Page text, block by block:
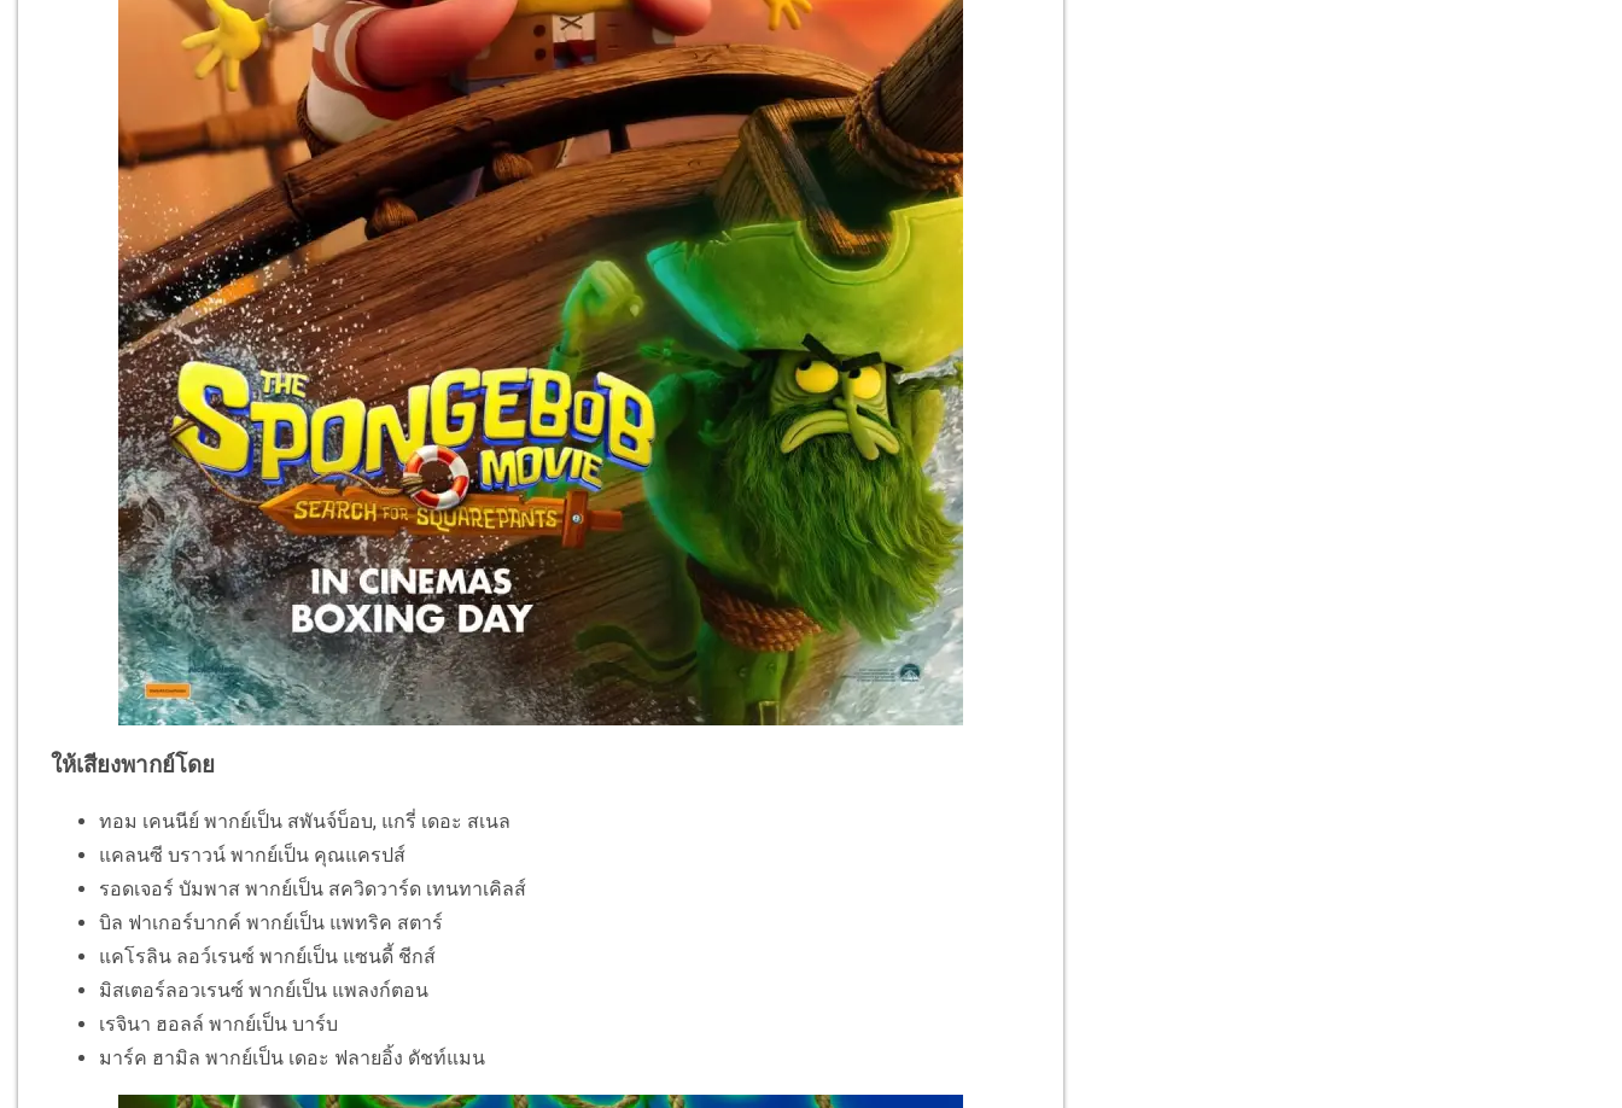
ให้เสียงพากย์โดย
ทอม เคนนีย์ พากย์เป็น สพันจ์บ็อบ, แกรี่ เดอะ สเนล
แคลนซี บราวน์ พากย์เป็น คุณแครปส์
รอดเจอร์ บัมพาส พากย์เป็น สควิดวาร์ด เทนทาเคิลส์
บิล ฟาเกอร์บากค์ พากย์เป็น แพทริค สตาร์
แคโรลิน ลอว์เรนซ์ พากย์เป็น แซนดี้ ชีกส์
มิสเตอร์ลอวเรนซ์ พากย์เป็น แพลงก์ตอน
เรจินา ฮอลล์ พากย์เป็น บาร์บ
มาร์ค ฮามิล พากย์เป็น เดอะ ฟลายอิ้ง ดัชท์แมน